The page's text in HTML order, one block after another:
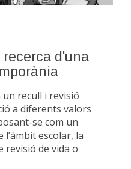
recerca d'una
recull i revisió
a diferents valors
se com un
l’àmbit escolar, la
revisió de vida o